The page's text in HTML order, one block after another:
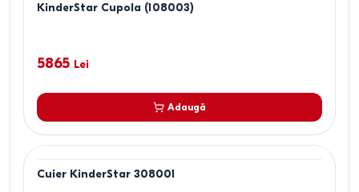
KinderStar Cupola (108003)
5865 Lei
Adaugă
Cuier KinderStar 308001